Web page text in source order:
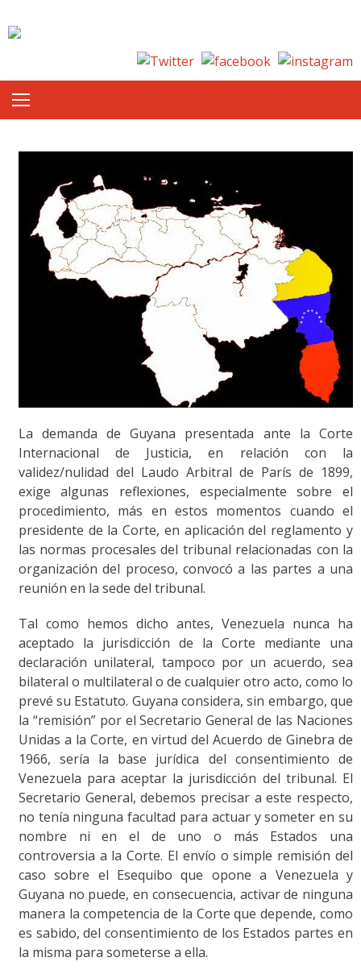
La demanda de Guyana presentada ante la Corte
Internacional de Justicia, en relación con la
validez/nulidad del Laudo Arbitral de París de 1899,
exige algunas reflexiones, especialmente sobre el
procedimiento, más en estos momentos cuando el
presidente de la Corte, en aplicación del reglamento y
las normas procesales del tribunal relacionadas con la
organización del proceso, convocó a las partes a una
reunión en la sede del tribunal.
Tal como hemos dicho antes, Venezuela nunca ha
aceptado la jurisdicción de la Corte mediante una
declaración unilateral, tampoco por un acuerdo, sea
bilateral o multilateral o de cualquier otro acto, como lo
prevé su Estatuto. Guyana considera, sin embargo, que
la “remisión” por el Secretario General de las Naciones
Unidas a la Corte, en virtud del Acuerdo de Ginebra de
1966, sería la base jurídica del consentimiento de
Venezuela para aceptar la jurisdicción del tribunal. El
Secretario General, debemos precisar a este respecto,
no tenía ninguna facultad para actuar y someter en su
nombre ni en el de uno o más Estados una
controversia a la Corte. El envío o simple remisión del
caso sobre el Esequibo que opone a Venezuela y
Guyana no puede, en consecuencia, activar de ninguna
manera la competencia de la Corte que depende, como
es sabido, del consentimiento de los Estados partes en
la misma para someterse a ella.